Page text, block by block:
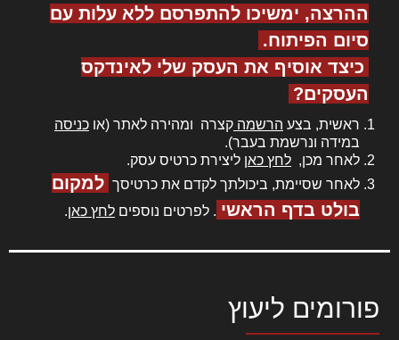
ההרצה, ימשיכו להתפרסם ללא עלות עם
סיום הפיתוח.
כיצד אוסיף את העסק שלי לאינדקס
העסקים?
ראשית, בצע הרשמה קצרה ומהירה לאתר (או כניסה
במידה ונרשמת בעבר).
לאחר מכן, לחץ כאן ליצירת כרטיס עסק.
לאחר שסיימת, ביכולתך לקדם את כרטיסך למקום
בולט בדף הראשי . לפרטים נוספים לחץ כאן.
פורומים ליעוץ